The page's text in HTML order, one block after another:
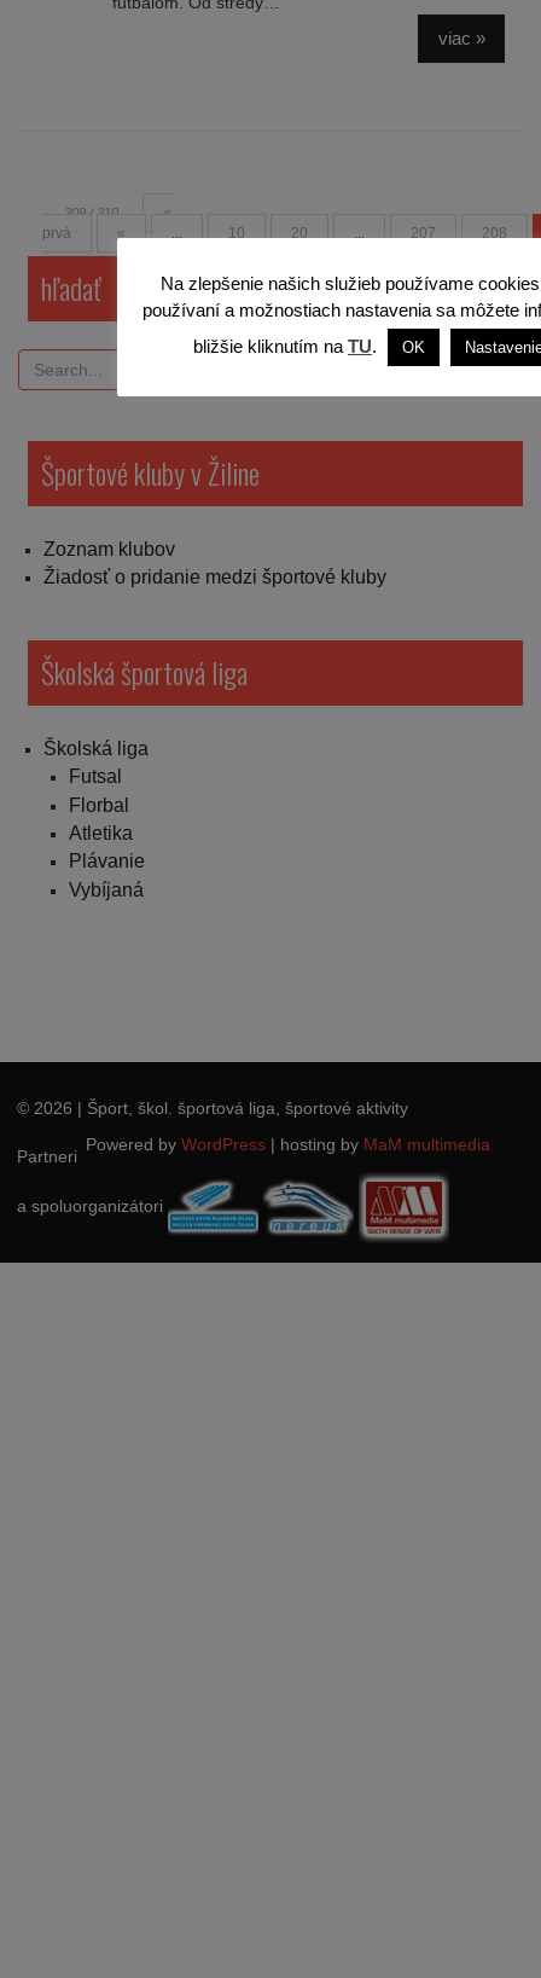
viac »
209 / 210
«
prvá
« 10 20 207 208
hľadať
Športové kluby v Žiline
Zoznam klubov
Žiadosť o pridanie medzi športové kluby
Školská športová liga
Školská liga
Futsal
Florbal
Atletika
Plávanie
Vybíjaná
© 2026 | Šport, škol. športová liga, športové aktivity
Powered by WordPress | hosting by MaM multimedia
Partneri
a spoluorganizátori
Na zlepšenie našich služieb používame
používaní a možnostiach nastavenia sa môžete
bližšie kliknutím na TU. OK